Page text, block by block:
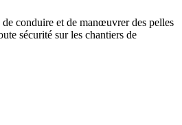
conduire et de manœuvrer des pelles
sécurité sur les chantiers de